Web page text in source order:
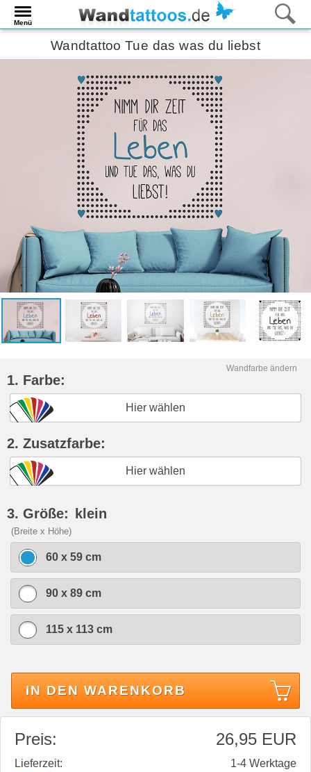
Menü
Wandtattoo Tue das was du liebst
Wandfarbe ändern
1. Farbe:
Hier wählen
2. Zusatzfarbe:
Hier wählen
3. Größe: klein
(Breite x Höhe)
60 x 59 cm
90 x 89 cm
115 x 113 cm
IN DEN WARENKORB
Preis: 26,95 EUR
Lieferzeit:
1-4 Werktage